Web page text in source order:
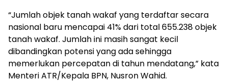
“Jumlah objek tanah wakaf yang terdaftar secara
nasional baru mencapai 41% dari total 655.238 objek
tanah wakaf. Jumlah ini masih sangat kecil
dibandingkan potensi yang ada sehingga
memerlukan percepatan di tahun mendatang,” kata
Menteri ATR/Kepala BPN, Nusron Wahid.